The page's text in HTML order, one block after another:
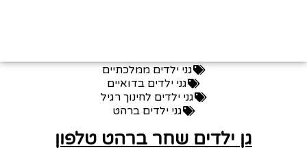
גני ילדים ממלכתיים
גני ילדים בדואיים
גני ילדים לחינוך רגיל
גני ילדים ברהט
גן ילדים שחר ברהט טלפון